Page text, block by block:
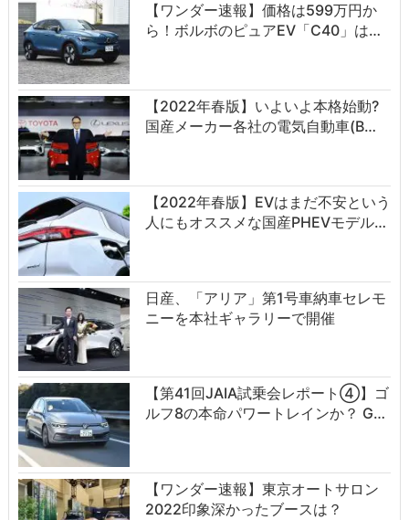
【ワンダー速報】価格は599万円か
ら！ボルボのピュアEV「C40」は…
【2022年春版】いよいよ本格始動?
国産メーカー各社の電気自動車(B…
【2022年春版】EVはまだ不安という
人にもオススメな国産PHEVモデル…
日産、「アリア」第1号車納車セレモ
ニーを本社ギャラリーで開催
【第41回JAIA試乗会レポート④】ゴ
ルフ8の本命パワートレインか？ G…
【ワンダー速報】東京オートサロン
2022印象深かったブースは？